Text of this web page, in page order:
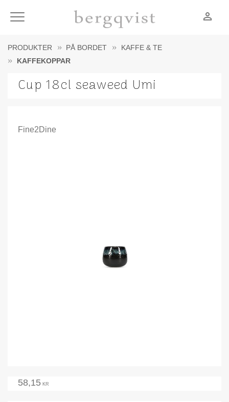
Meny person_outline
PRODUKTER PÅ BORDET
KAFFE & TE
KAFFEKOPPAR
Cup 18cl seaweed Umi
Fine2Dine
58,15 KR